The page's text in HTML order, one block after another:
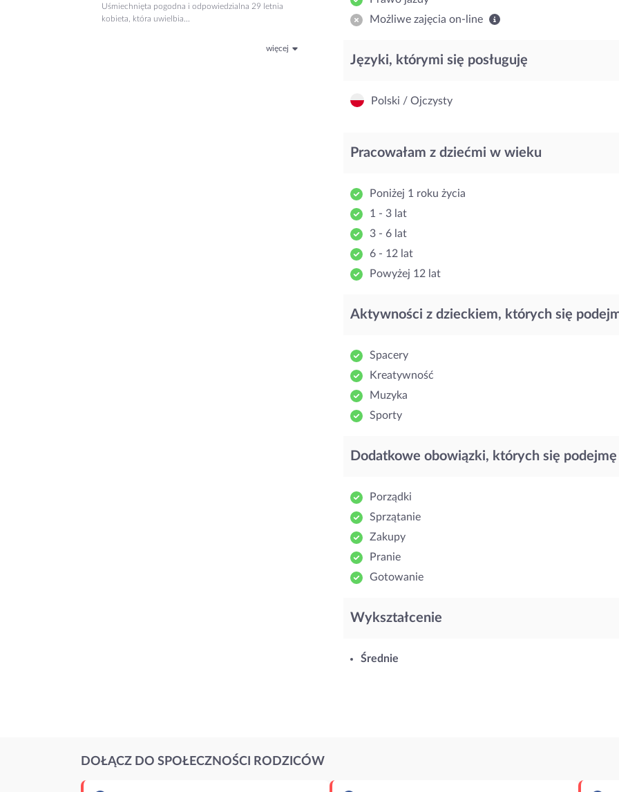
Uśmiechnięta pogodna i odpowiedzialna 29 letnia
kobieta, która uwielbia...
więcej
Możliwe zajęcia on-line
Języki, którymi się posługuję
Polski / Ojczysty
Pracowałam z dziećmi w wieku
Poniżej 1 roku życia
1 - 3 lat
3 - 6 lat
6 - 12 lat
Powyżej 12 lat
Aktywności z dzieckiem, których się
Spacery
Kreatywność
Muzyka
Sporty
Dodatkowe obowiązki, których się podejmę
Porządki
Sprzątanie
Zakupy
Pranie
Gotowanie
Wykształcenie
Średnie
DOŁĄCZ DO SPOŁECZNOŚCI RODZICÓW